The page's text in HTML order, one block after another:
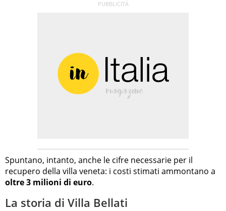
Spuntano, intanto, anche le cifre necessarie per il
recupero della villa veneta: i costi stimati ammontano a
oltre 3 milioni di euro.
La storia di Villa Bellati